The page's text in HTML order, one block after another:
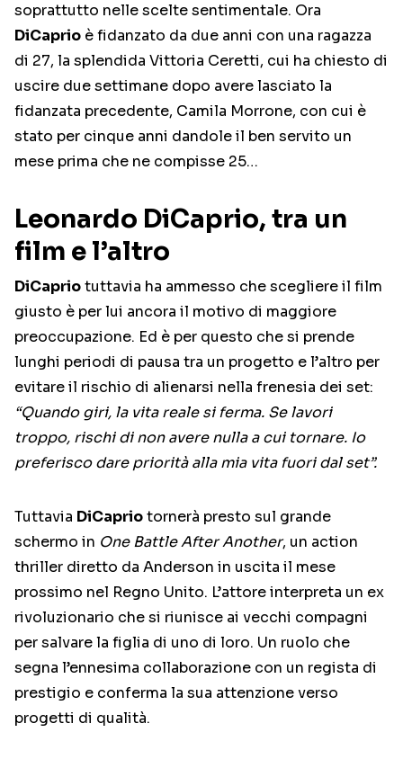
soprattutto nelle scelte sentimentale. Ora
DiCaprio è fidanzato da due anni con una ragazza
di 27, la splendida Vittoria Ceretti, cui ha chiesto di
uscire due settimane dopo avere lasciato la
fidanzata precedente, Camila Morrone, con cui è
stato per cinque anni dandole il ben servito un
mese prima che ne compisse 25…
Leonardo DiCaprio, tra un
film e l’altro
DiCapriotuttavia ha ammesso che scegliere il film
giusto è per lui ancora il motivo di maggiore
preoccupazione. Ed è per questo che si prende
lunghi periodi di pausa tra un progetto e l’altro per
evitare il rischio di alienarsi nella frenesia dei set:
“Quando giri, la vita reale si ferma. Se lavori
troppo, rischi di non avere nulla a cui tornare. Io
preferisco dare priorità alla mia vita fuori dal set”.
Tuttavia DiCapriotornerà presto sul grande
schermo in One Battle After Another, un action
thriller diretto da Anderson in uscita il mese
prossimo nel Regno Unito. L’attore interpreta un ex
rivoluzionario che si riunisce ai vecchi compagni
per salvare la figlia di uno di loro. Un ruolo che
segna l’ennesima collaborazione con un regista di
prestigio e conferma la sua attenzione verso
progetti di qualità.